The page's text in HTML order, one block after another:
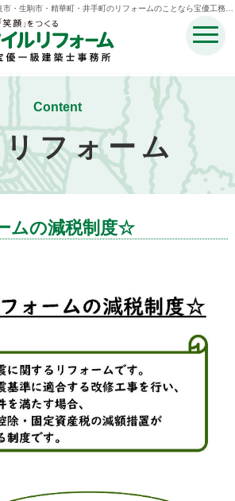
・生駒市・精華町・井手町のリフォームのことなら宝優工務店
Content
フォーム
ムの減税制度☆